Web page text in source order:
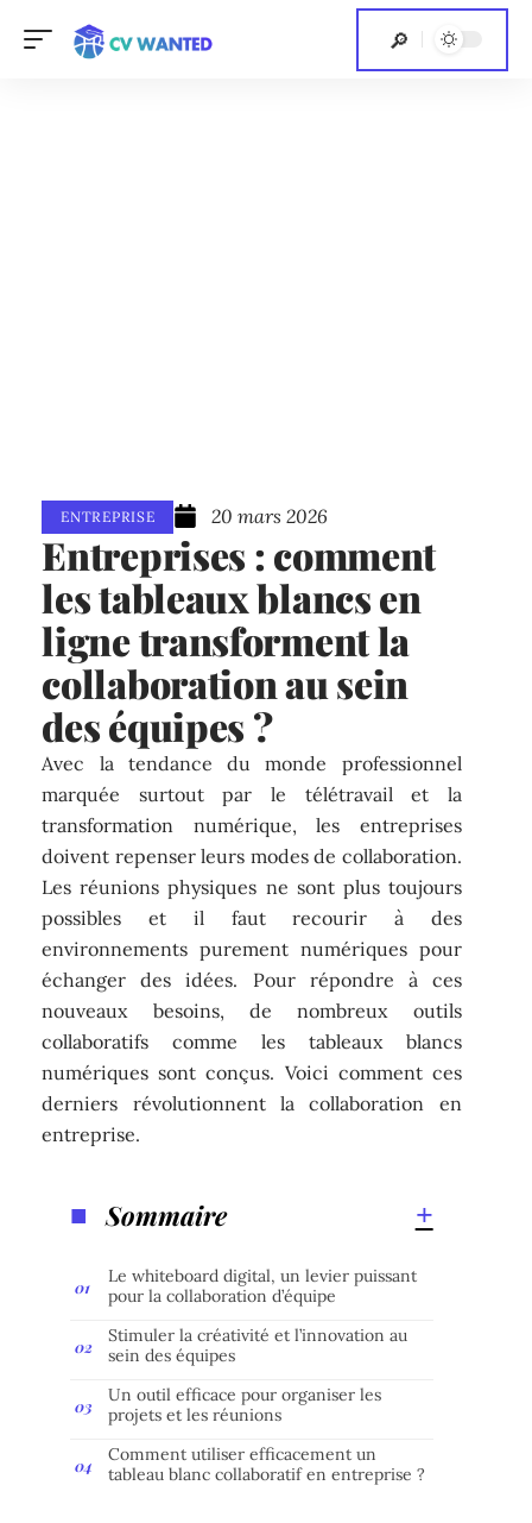
ENTREPRISE 20 mars 2026
Entreprises : comment
les tableaux blancs en
ligne transforment la
collaboration au sein
des équipes ?
Avec la tendance du monde professionnel
marquée surtout par le télétravail et la
transformation numérique, les entreprises
doivent repenser leurs modes de collaboration.
Les réunions physiques ne sont plus toujours
possibles et il faut recourir à des
environnements purement numériques pour
échanger des idées. Pour répondre à ces
nouveaux besoins, de nombreux outils
collaboratifs comme les tableaux blancs
numériques sont conçus. Voici comment ces
derniers révolutionnent la collaboration en
entreprise.
Sommaire
Le whiteboard digital, un levier puissant
pour la collaboration d’équipe
Stimuler la créativité et l’innovation au
sein des équipes
Un outil efficace pour organiser les
projets et les réunions
Comment utiliser efficacement un
tableau blanc collaboratif en entreprise ?